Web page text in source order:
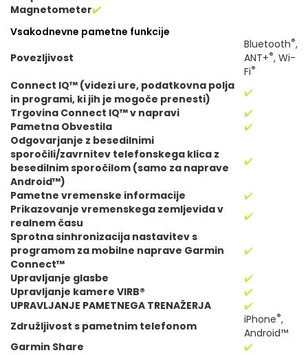
Magnetometer✔️
Vsakodnevne pametne funkcije
Povezljivost
Bluetooth®,
ANT+®, Wi-
Fi®
Connect IQ™ (videzi ure, podatkovna polja
in programi, ki jih je mogoče prenesti)
✔️
Trgovina Connect IQ™ v napravi
✔️
Pametna Obvestila
✔️
Odgovarjanje z besedilnimi
sporočili/zavrnitev telefonskega klica z
besedilnim sporočilom (samo za naprave
Android™)
✔️
Pametne vremenske informacije
✔️
Prikazovanje vremenskega zemljevida v
realnem času
✔️
Sprotna sinhronizacija nastavitev s
programom za mobilne naprave Garmin
Connect™
✔️
Upravljanje glasbe
✔️
Upravljanje kamere VIRB®
✔️
UPRAVLJANJE PAMETNEGA TRENAŽERJA
✔️
Združljivost s pametnim telefonom
iPhone®,
Android™
Garmin Share
✔️